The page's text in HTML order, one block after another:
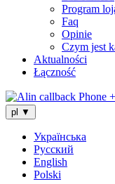
Program
Faq
Opinie
Czym jest
Aktualności
Łączność
pl ▼
Українська
Русский
English
Polski